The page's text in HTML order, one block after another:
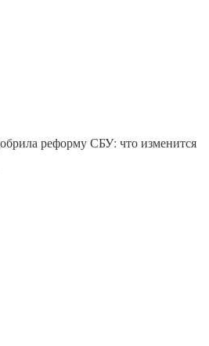
реформу СБУ: что изменится